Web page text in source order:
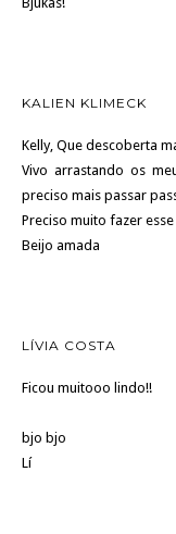
KALIEN KLIMECK
Kelly, Que descoberta
Vivo arrastando os
preciso mais passar
Preciso muito fazer esse
Beijo amada
LÍVIA COSTA
Ficou muitooo lindo!!
bjo bjo
Lí